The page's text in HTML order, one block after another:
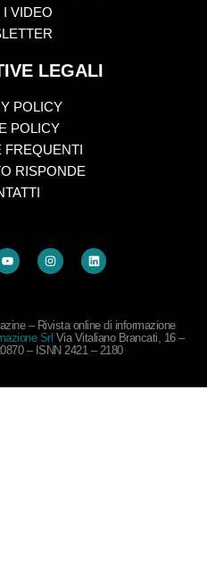
I VIDEO
LEGALI
POLICY
POLICY
FREQUENTI
RISPONDE
– Rivista online di informazione
Srl Via Vitaliano Brancati, 16 –
– ISNN 2421 – 2180